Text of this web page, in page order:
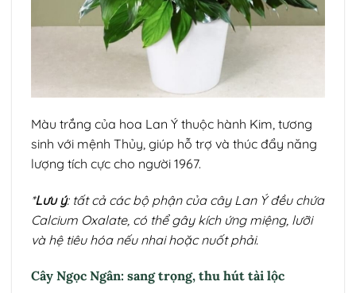
Màu trắng của hoa Lan Ý thuộc hành Kim, tương
sinh với mệnh Thủy, giúp hỗ trợ và thúc đẩy năng
lượng tích cực cho người 1967.
*Lưu ý: tất cả các bộ phận của cây Lan Ý đều chứa
Calcium Oxalate, có thể gây kích ứng miệng, lưỡi
và hệ tiêu hóa nếu nhai hoặc nuốt phải.
Cây Ngọc Ngân: sang trọng, thu hút tài lộc